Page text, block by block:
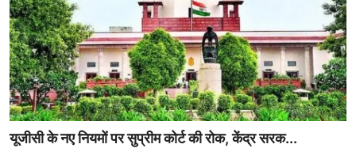
यूजीसी के नए नियमों पर सुप्रीम कोर्ट की रोक, केंद्र सरक...